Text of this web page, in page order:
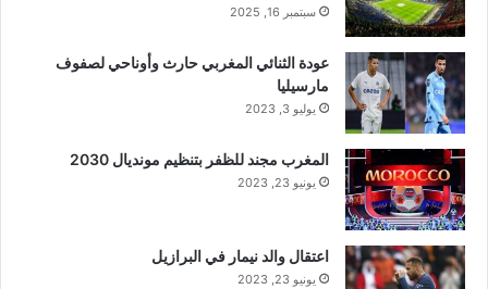
سبتمبر 16, 2025
عودة الثنائي المغربي حارث وأوناحي لصفوف
مارسيليا
يوليو 3, 2023
المغرب مجند للظفر بتنظيم مونديال 2030
يونيو 23, 2023
اعتقال والد نيمار في البرازيل
يونيو 23, 2023